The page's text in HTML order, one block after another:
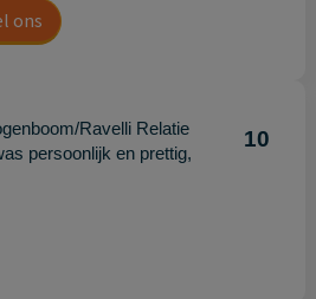
ons
Ravelli Relatie
persoonlijk en prettig,
10